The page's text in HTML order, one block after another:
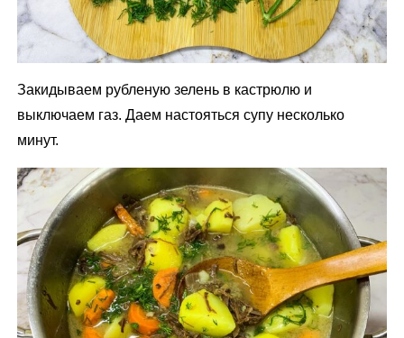
Закидываем рубленую зелень в кастрюлю и
выключаем газ. Даем настояться супу несколько
минут.